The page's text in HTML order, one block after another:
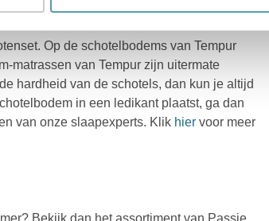
Op de schotelbodems van Tempur
matrassen van Tempur zijn uitermate
hardheid van de schotels, dan kun je altijd
in een ledikant plaatst, ga dan
van onze slaapexperts. K lik hier voor meer
Bekijk dan het assortiment van Passie